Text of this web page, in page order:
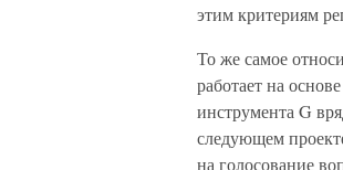
этим критериям
То же самое
работает на
инструмента G
следующем
на голосование